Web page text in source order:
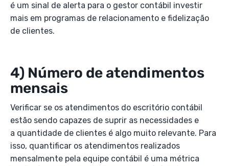
é um sinal de alerta para o gestor contábil investir
mais em programas de relacionamento e fidelização
de clientes.
4) Número de atendimentos
mensais
Verificar se os atendimentos do escritório contábil
estão sendo capazes de suprir as necessidades e
a quantidade de clientes é algo muito relevante. Para
isso, quantificar os atendimentos realizados
mensalmente pela equipe contábil é uma métrica